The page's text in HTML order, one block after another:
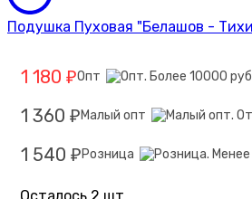
Подушка Пуховая "Белашов -
1 180 ₽Опт
1 360 ₽ Малый опт
1 540 ₽ Розница